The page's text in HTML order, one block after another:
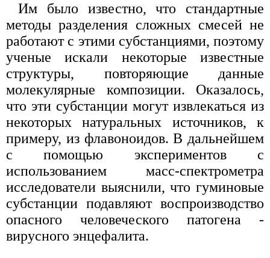
Им было известно, что стандартные
методы разделения сложных смесей не
работают с этими субстанциями, поэтому
ученые искали некоторые известные
структуры, повторяющие данные
молекулярные композиции. Оказалось,
что эти субстанции могут извлекаться из
некоторых натуральных источников, к
примеру, из флавоноидов. В дальнейшем
с помощью экспериментов с
использованием масс-спектрометра
исследователи выяснили, что гуминовые
субстанции подавляют воспроизводство
опасного человеческого патогена -
вирусного энцефалита.